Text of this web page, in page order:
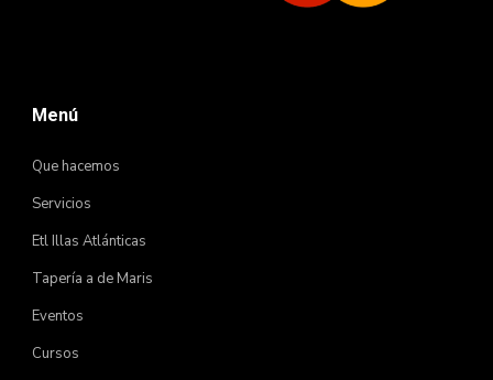
Menú
Que hacemos
Servicios
Etl Illas Atlánticas
Tapería a de Maris
Eventos
Cursos